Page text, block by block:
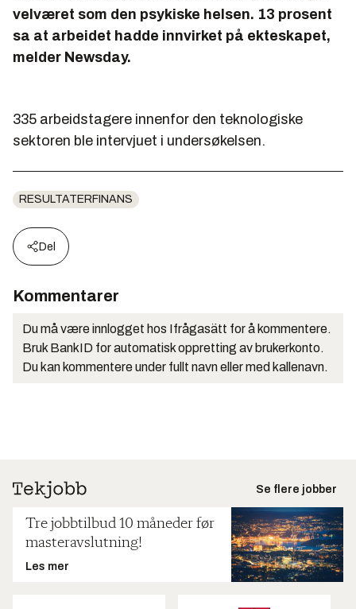
velværet som den psykiske helsen. 13 prosent
sa at arbeidet hadde innvirket på ekteskapet,
melder Newsday.
335 arbeidstagere innenfor den teknologiske
sektoren ble intervjuet i undersøkelsen.
RESULTATERFINANS
Del
Kommentarer
Du må være innlogget hos Ifrågasätt for å kommentere.
Bruk BankID for automatisk oppretting av brukerkonto.
Du kan kommentere under fullt navn eller med kallenavn.
Se flere jobber
Tre jobbtilbud 10 måneder før
masteravslutning!
Les mer